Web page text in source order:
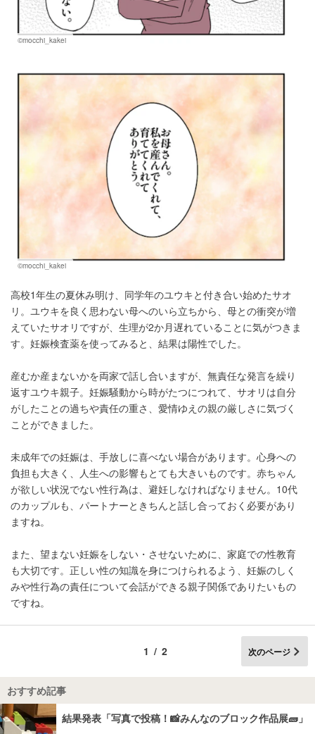
©mocchi_kakei
©mocchi_kakei
高校1年生の夏休み明け、同学年のユウキと付き合い始めたサオ
リ。ユウキを良く思わない母へのいら立ちから、母との衝突が増
えていたサオリですが、生理が2か月遅れていることに気がつきま
す。妊娠検査薬を使ってみると、結果は陽性でした。
産むか産まないかを両家で話し合いますが、無責任な発言を繰り
返すユウキ親子。妊娠騒動から時がたつにつれて、サオリは自分
がしたことの過ちや責任の重さ、愛情ゆえの親の厳しさに気づく
ことができました。
未成年での妊娠は、手放しに喜べない場合があります。心身への
負担も大きく、人生への影響もとても大きいものです。赤ちゃん
が欲しい状況でない性行為は、避妊しなければなりません。10代
のカップルも、パートナーときちんと話し合っておく必要があり
ますね。
また、望まない妊娠をしない・させないために、家庭での性教育
も大切です。正しい性の知識を身につけられるよう、妊娠のしく
みや性行為の責任について会話ができる親子関係でありたいもの
ですね。
1/2 次のページ
おすすめ記事
結果発表「写真で投稿！📸みんなのブロック作品展🧱」